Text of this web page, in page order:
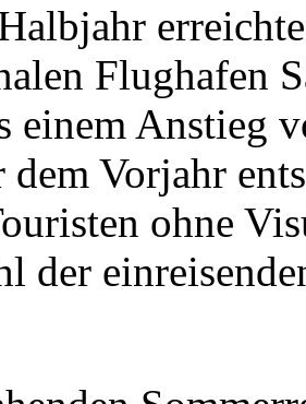
Flughafen
einem Anstieg
dem Vorjahr
ohne
der